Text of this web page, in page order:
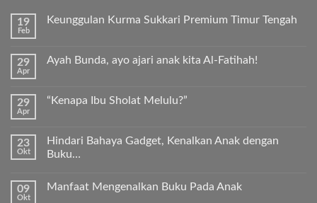
19
Feb
Keunggulan Kurma Sukkari Premium Timur Tengah
pada
Premium
29
Apr
Ayah Bunda, ayo ajari anak kita Al-Fatihah!
komentar
pada
ajari
anak
kita
29
Apr
“Kenapa Ibu Sholat Melulu?”
pada
“Kenapa
23
Okt
Hindari Bahaya Gadget, Kenalkan Anak dengan
Buku…
komentar
09
Okt
Manfaat Mengenalkan Buku Pada Anak